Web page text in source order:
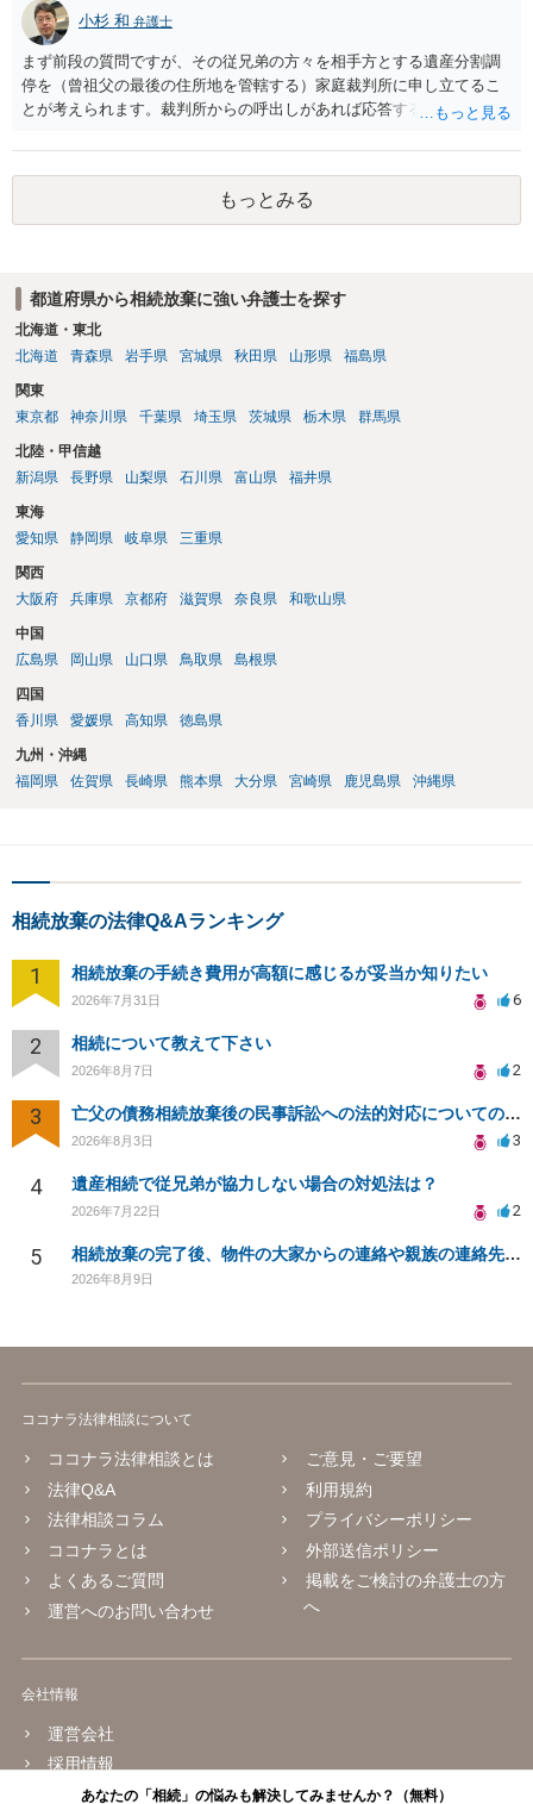
らい（希望者が多く予約できてもしばらく先になる）ようですので、
比較的短い熟慮期間のことを考えると、来週早々すぐにでも御連絡す
る方が良いでしょう。 もし法テラスが御利用になれない、あるいは時
間がない等であれば、相続を取扱分野としている弁護士を適宜探し
（WEB等で）、問い合わせてみることです。相続を扱う弁護士でも相
けてくれないところもあるようです。 複数の法律事務所に聞いて（相
見積もりをとって）、一番安いところでやってもらうことに決めれ
ば、キューちゃんママさんの御希望をかなえることができるのではな
いでしょうか。 あるいは相続放棄であれば御自分でできなくもないと
を確認し、印紙と共に家庭裁判所に提出して相続放棄申述受理通知書
を待つという流れになります。
小杉 和 弁護士
まず前段の質問ですが、その従兄弟の方々を相手方とする遺産分割調
停を（曾祖父の最後の住所地を管轄する）家庭裁判所に申し立てるこ
とが考えられます。裁判所からの呼出しがあれば応答する可能性がま
能と思われます。時間が思った以上にないので必要書類をてきぱきと
揃える必要があります。その点是非御注意ください。
もっとみる
都道府県から相続放棄に強い弁護士を探す
北海道・東北
北海道
青森県 岩手県 宮城県 秋田県 山形県 福島県
関東
東京都
神奈川県 千葉県 埼玉県 茨城県 栃木県 群馬県
北陸・甲信越
新潟県
長野県 山梨県 石川県 富山県 福井県
東海
愛知県
静岡県 岐阜県 三重県
関西
大阪府
兵庫県 京都府 滋賀県 奈良県 和歌山県
中国
広島県
岡山県 山口県 鳥取県 島根県
四国
香川県
愛媛県 高知県 徳島県
九州・沖縄
福岡県
佐賀県 長崎県 熊本県 大分県 宮崎県 鹿児島県 沖縄県
相続放棄の法律Q&Aランキング
1 相続放棄の手続き費用が高額に感じるが妥当か知りたい
2026年7月31日 6
2 相続について教えて下さい
2026年8月7日 2
3 亡父の債務相続放棄後の民事訴訟への法的対応についての相談
2026年8月3日 3
4 遺産相続で従兄弟が協力しない場合の対処法は？
2026年7月22日 2
5 相続放棄の完了後、物件の大家からの連絡や親族の連絡先開示について
2026年8月9日
あなたの「相続」の悩みも解決してみませんか？（無料）
ココナラ法律相談について
ココナラ法律相談とは
法律Q&A
法律相談コラム
ココナラとは
よくあるご質問
運営へのお問い合わせ
ご意見・ご要望
利用規約
プライバシーポリシー
外部送信ポリシー
掲載をご検討の弁護士の方
へ
会社情報
運営会社
採用情報